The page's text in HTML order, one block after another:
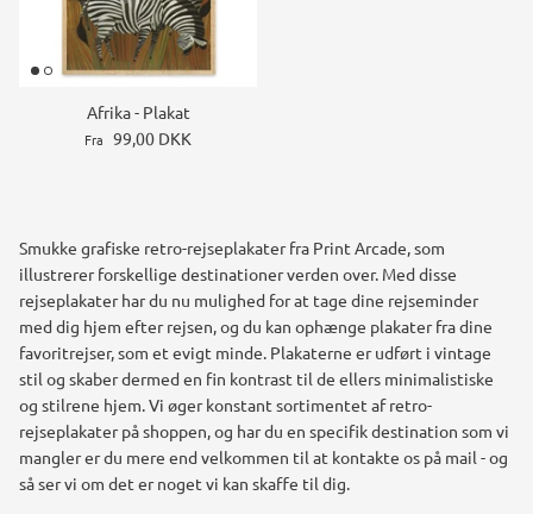
Afrika - Plakat
Fra 99,00 DKK
Smukke grafiske retro-rejseplakater fra Print Arcade, som
illustrerer forskellige destinationer verden over. Med disse
rejseplakater har du nu mulighed for at tage dine rejseminder
med dig hjem efter rejsen, og du kan ophænge plakater fra dine
favoritrejser, som et evigt minde. Plakaterne er udført i vintage
stil og skaber dermed en fin kontrast til de ellers minimalistiske
og stilrene hjem.Vi øger konstant sortimentet af retro-
rejseplakater på shoppen, og har du en specifik destination som vi
mangler er du mere end velkommen til at kontakte os på mail - og
så ser vi om det er noget vi kan skaffe til dig.